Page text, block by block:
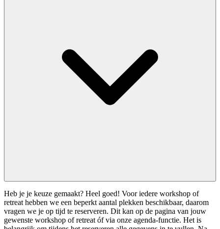
Heb je je keuze gemaakt? Heel goed! Voor iedere workshop of
retreat hebben we een beperkt aantal plekken beschikbaar, daarom
vragen we je op tijd te reserveren. Dit kan op de pagina van jouw
gewenste workshop of retreat óf via onze agenda-functie. Het is